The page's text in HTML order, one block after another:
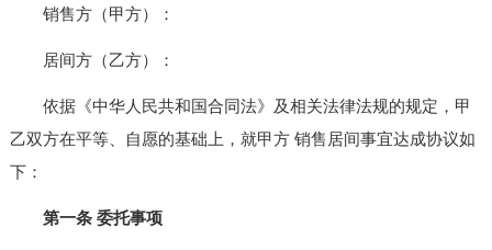
销售方（甲方）：
居间方（乙方）：
依据《中华人民共和国合同法》及相关法律法规的规定，甲
乙双方在平等、自愿的基础上，就甲方 销售居间事宜达成协议如
下：
第一条 委托事项